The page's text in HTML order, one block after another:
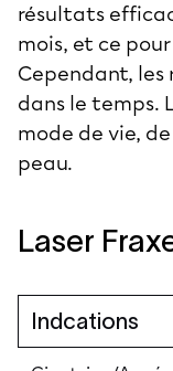
résultats
mois, et ce
Cependant, les
dans le temps.
mode de vie,
peau.
Laser
Indcations